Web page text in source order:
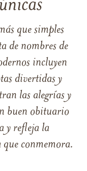
que simples
de nombres de
incluyen
divertidas y
las alegrías y
buen obituario
y refleja la
conmemora.